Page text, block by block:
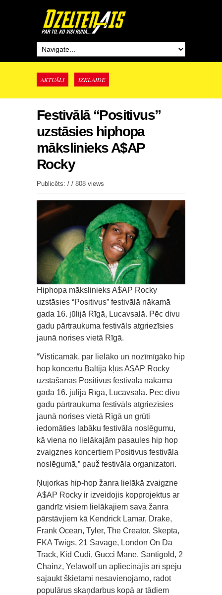
AKTUĀLI IZKLAIDE
Festivālā “Positivus”
uzstāsies hiphopa
mākslinieks A$AP
Rocky
Publicēts: / / 808 views
Hiphopa mākslinieks A$AP Rocky
uzstāsies “Positivus” festivālā nākamā
gada 16. jūlijā Rīgā, Lucavsalā. Pēc divu
gadu pārtraukuma festivāls atgriezīsies
jaunā norises vietā Rīgā.
“Visticamāk, par lielāko un nozīmīgāko hip
hop koncertu Baltijā kļūs A$AP Rocky
uzstāšanās Positivus festivālā nākamā
gada 16. jūlijā Rīgā, Lucavsalā. Pēc divu
gadu pārtraukuma festivāls atgriezīsies
jaunā norises vietā Rīgā un grūti
iedomāties labāku festivāla noslēgumu,
kā viena no lielākajām pasaules hip hop
zvaigznes koncertiem Positivus festivāla
noslēgumā,” pauž festivāla organizatori.
Ņujorkas hip-hop žanra lielākā zvaigzne
A$AP Rocky ir izveidojis kopprojektus ar
gandrīz visiem lielākajiem sava žanra
pārstāvjiem kā Kendrick Lamar, Drake,
Frank Ocean, Tyler, The Creator, Skepta,
FKA Twigs, 21 Savage, London On Da
Track, Kid Cudi, Gucci Mane, Santigold, 2
Chainz, Yelawolf un apliecinājis arī spēju
sajaukt šķietami nesavienojamo, radot
populārus skaņdarbus kopā ar tādiem